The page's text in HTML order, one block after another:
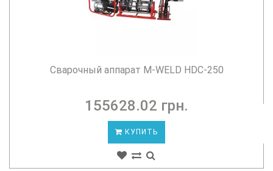
Сварочный аппарат M-WELD HDC-250
155628.02 грн.
КУПИТЬ